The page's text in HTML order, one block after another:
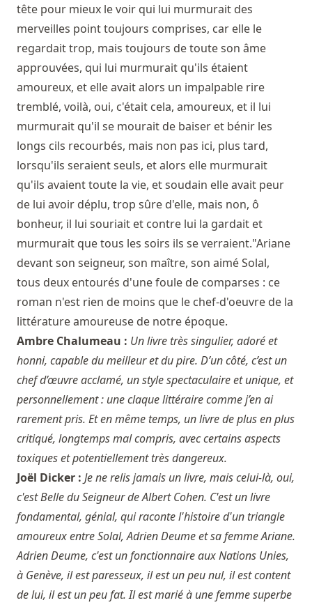
tête pour mieux le voir qui lui murmurait des
merveilles point toujours comprises, car elle le
regardait trop, mais toujours de toute son âme
approuvées, qui lui murmurait qu'ils étaient
amoureux, et elle avait alors un impalpable rire
tremblé, voilà, oui, c'était cela, amoureux, et il lui
murmurait qu'il se mourait de baiser et bénir les
longs cils recourbés, mais non pas ici, plus tard,
lorsqu'ils seraient seuls, et alors elle murmurait
qu'ils avaient toute la vie, et soudain elle avait peur
de lui avoir déplu, trop sûre d'elle, mais non, ô
bonheur, il lui souriait et contre lui la gardait et
murmurait que tous les soirs ils se verraient."Ariane
devant son seigneur, son maître, son aimé Solal,
tous deux entourés d'une foule de comparses : ce
roman n'est rien de moins que le chef-d'oeuvre de la
littérature amoureuse de notre époque.
Ambre Chalumeau : Un livre très singulier, adoré et
honni, capable du meilleur et du pire. D’un côté, c’est un
chef d’œuvre acclamé, un style spectaculaire et unique, et
personnellement : une claque littéraire comme j’en ai
rarement pris. Et en même temps, un livre de plus en plus
critiqué, longtemps mal compris, avec certains aspects
toxiques et potentiellement très dangereux.
Joël Dicker : Je ne relis jamais un livre, mais celui-là, oui,
c'est Belle du Seigneur de Albert Cohen. C'est un livre
fondamental, génial, qui raconte l'histoire d'un triangle
amoureux entre Solal, Adrien Deume et sa femme Ariane.
Adrien Deume, c'est un fonctionnaire aux Nations Unies,
à Genève, il est paresseux, il est un peu nul, il est content
de lui, il est un peu fat. Il est marié à une femme superbe